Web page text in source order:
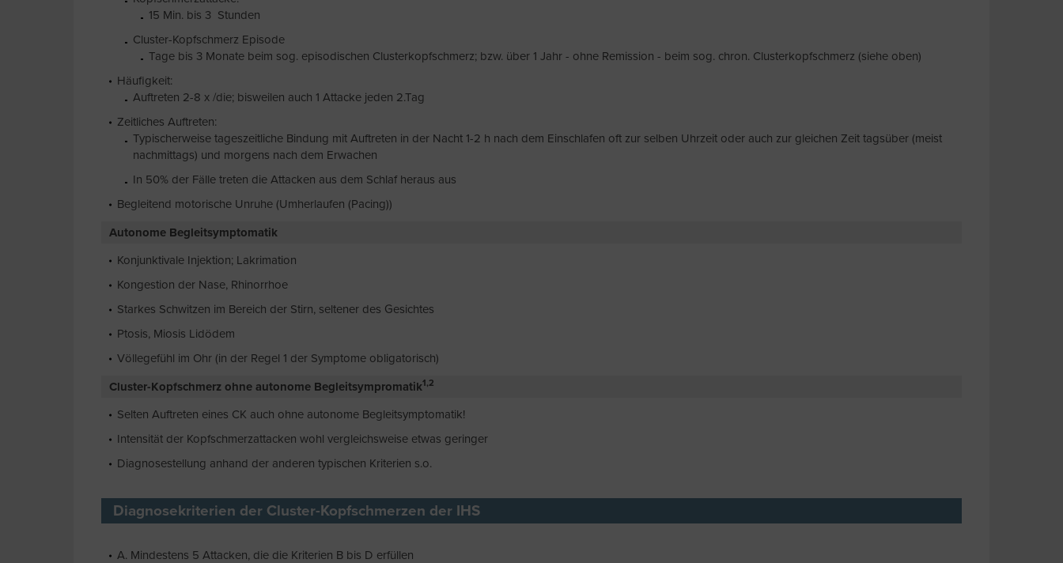
15 Min. bis 3 Stunden
Cluster-Kopfschmerz Episode
Tage bis 3 Monate beim sog. episodischen Clusterkopfschmerz; bzw. über 1 Jahr - ohne Remission - beim sog. chron. Clusterkopfschmerz (siehe oben)
Häufigkeit:
Auftreten 2-8 x /die; bisweilen auch 1 Attacke jeden 2.Tag
Zeitliches Auftreten:
Typischerweise tageszeitliche Bindung mit Auftreten in der Nacht 1-2 h nach dem Einschlafen oft zur selben Uhrzeit oder auch zur gleichen Zeit tagsüber (meist
nachmittags) und morgens nach dem Erwachen
In 50% der Fälle treten die Attacken aus dem Schlaf heraus aus
Begleitend motorische Unruhe (Umherlaufen (Pacing))
Autonome Begleitsymptomatik
Konjunktivale Injektion; Lakrimation
Kongestion der Nase, Rhinorrhoe
Starkes Schwitzen im Bereich der Stirn, seltener des Gesichtes
Ptosis, Miosis Lidödem
Völlegefühl im Ohr (in der Regel 1 der Symptome obligatorisch)
Cluster-Kopfschmerz ohne autonome Begleitsympromatik1,2
Selten Auftreten eines CK auch ohne autonome Begleitsymptomatik!
Intensität der Kopfschmerzattacken wohl vergleichsweise etwas geringer
Diagnosestellung anhand der anderen typischen Kriterien s.o.
Diagnosekriterien der Cluster-Kopfschmerzen der IHS
A. Mindestens 5 Attacken, die die Kriterien B bis D erfüllen